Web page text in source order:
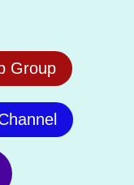
Group